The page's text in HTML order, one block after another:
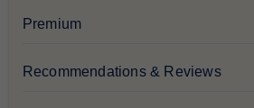
Premium
Recommendations & Reviews